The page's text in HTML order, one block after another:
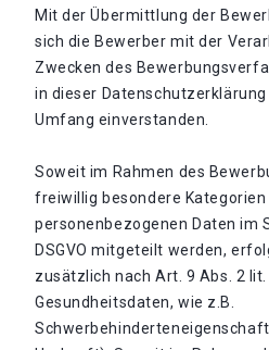
Mit der Übermittlung der
sich die Bewerber mit der
Zwecken des
in dieser
Umfang einverstanden.
Soweit im Rahmen des
freiwillig besondere Kategorien
personenbezogenen Daten im
DSGVO mitgeteilt werden,
zusätzlich nach Art. 9 Abs. 2 lit.
Gesundheitsdaten, wie z.B.